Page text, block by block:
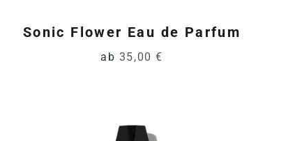
Sonic Flower Eau de Parfum
ab 35,00 €